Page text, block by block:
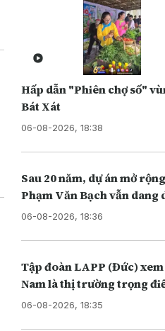
Hấp dẫn "Phiên chợ số"
Bát Xát
06-08-2026, 18:38
Sau 20 năm, dự án mở
Phạm Văn Bạch vẫn dang
06-08-2026, 18:36
Tập đoàn LAPP (Đức)
Nam là thị trường trọng
06-08-2026, 18:35